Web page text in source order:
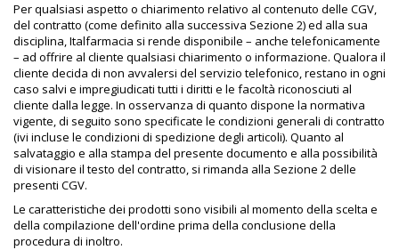
Per qualsiasi aspetto o chiarimento relativo al contenuto delle CGV,
del contratto (come definito alla successiva Sezione 2) ed alla sua
disciplina, Italfarmacia si rende disponibile – anche telefonicamente
– ad offrire al cliente qualsiasi chiarimento o informazione. Qualora il
cliente decida di non avvalersi del servizio telefonico, restano in ogni
caso salvi e impregiudicati tutti i diritti e le facoltà riconosciuti al
cliente dalla legge. In osservanza di quanto dispone la normativa
vigente, di seguito sono specificate le condizioni generali di contratto
(ivi incluse le condizioni di spedizione degli articoli). Quanto al
salvataggio e alla stampa del presente documento e alla possibilità
di visionare il testo del contratto, si rimanda alla Sezione 2 delle
presenti CGV.
Le caratteristiche dei prodotti sono visibili al momento della scelta e
della compilazione dell'ordine prima della conclusione della
procedura di inoltro.